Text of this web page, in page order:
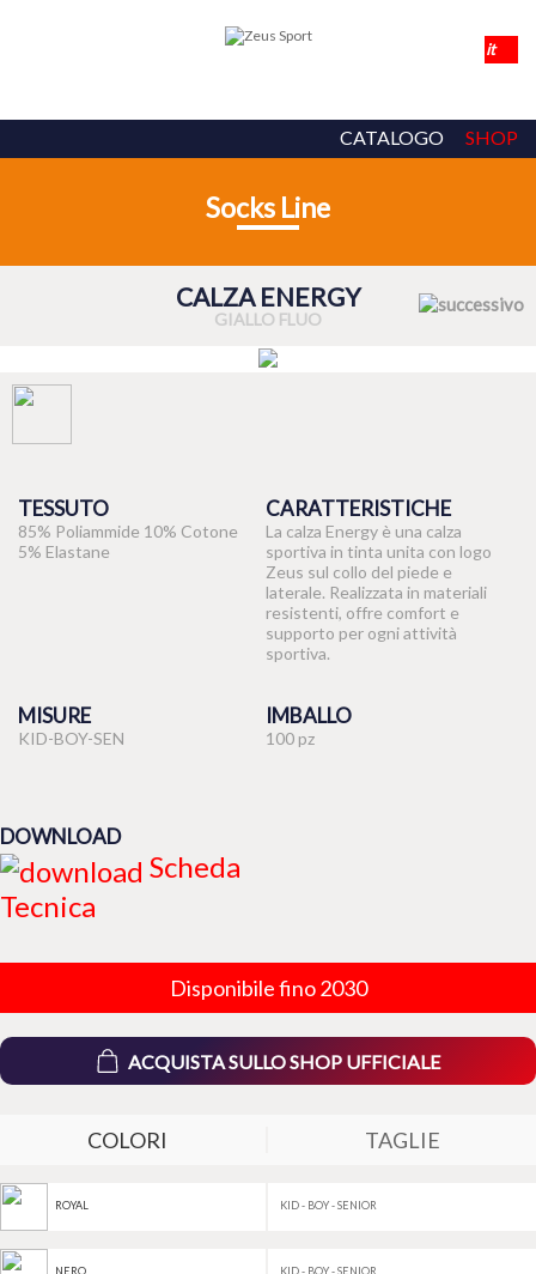
CATALOGO SHOP
Socks Line
CALZA ENERGY
GIALLO FLUO
TESSUTO
85% Poliammide 10% Cotone
5% Elastane
CARATTERISTICHE
La calza Energy è una calza
sportiva in tinta unita con logo
Zeus sul collo del piede e
laterale. Realizzata in materiali
resistenti, offre comfort e
supporto per ogni attività
sportiva.
MISURE
KID-BOY-SEN
IMBALLO
100 pz
DOWNLOAD
Scheda
Tecnica
Disponibile fino 2030
ACQUISTA SULLO SHOP UFFICIALE
COLORI TAGLIE
ROYAL KID - BOY - SENIOR
NERO KID - BOY - SENIOR